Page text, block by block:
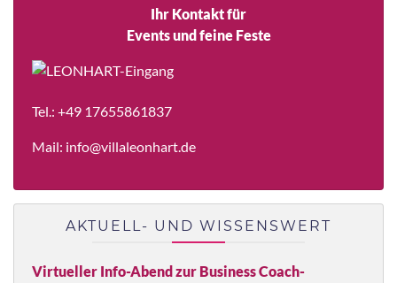
Ihr Kontakt für
Events und feine Feste
Tel.: +49 17655861837
Mail: info@villaleonhart.de
AKTUELL- UND WISSENSWERT
Virtueller Info-Abend zur Business Coach-